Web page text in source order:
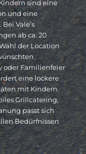
sind eine
und eine
Vale’s
ab ca. 20
der Location
oder Familienfeier
eine lockere
mit Kindern.
Grillcatering,
passt sich
Bedürfnissen